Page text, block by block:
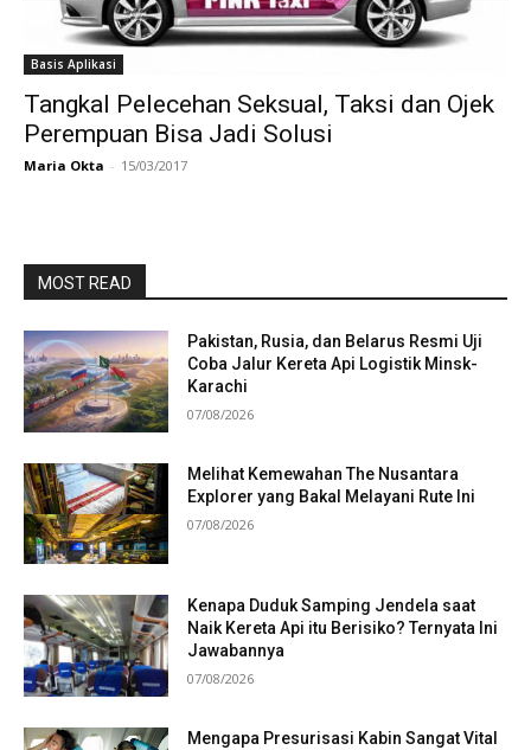
Basis Aplikasi
Tangkal Pelecehan Seksual, Taksi dan Ojek
Perempuan Bisa Jadi Solusi
Maria Okta - 15/03/2017
MOST READ
Pakistan, Rusia, dan Belarus Resmi Uji
Coba Jalur Kereta Api Logistik Minsk-
Karachi
07/08/2026
Melihat Kemewahan The Nusantara
Explorer yang Bakal Melayani Rute Ini
07/08/2026
Kenapa Duduk Samping Jendela saat
Naik Kereta Api itu Berisiko? Ternyata Ini
Jawabannya
07/08/2026
Mengapa Presurisasi Kabin Sangat Vital